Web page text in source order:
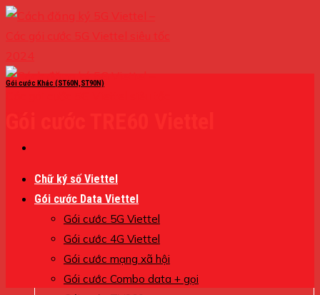
Skip
to
content
Chữ ký số Viettel
Gói cước Data Viettel
Gói cước 5G Viettel
Gói cước 4G Viettel
Gói cước mạng xã hội
Gói cước Combo data + gọi
Gói cước Khác (ST60N,ST90N)